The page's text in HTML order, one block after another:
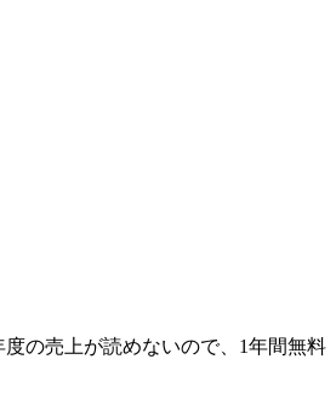
の売上が読めないので、1年間無料